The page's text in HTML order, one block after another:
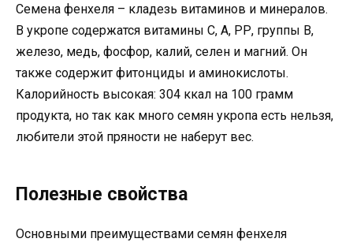
Семена фенхеля – кладезь витаминов и минералов.
В укропе содержатся витамины С, А, РР, группы В,
железо, медь, фосфор, калий, селен и магний. Он
также содержит фитонциды и аминокислоты.
Калорийность высокая: 304 ккал на 100 грамм
продукта, но так как много семян укропа есть нельзя,
любители этой пряности не наберут вес.
Полезные свойства
Основными преимуществами семян фенхеля